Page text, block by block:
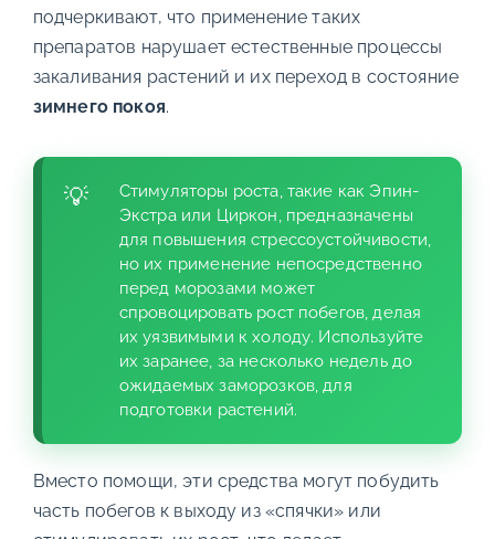
подчеркивают, что применение таких
препаратов нарушает естественные процессы
закаливания растений и их переход в состояние
зимнего покоя.
Стимуляторы роста, такие как Эпин-
Экстра или Циркон, предназначены
для повышения стрессоустойчивости,
но их применение непосредственно
перед морозами может
спровоцировать рост побегов, делая
их уязвимыми к холоду. Используйте
их заранее, за несколько недель до
ожидаемых заморозков, для
подготовки растений.
Вместо помощи, эти средства могут побудить
часть побегов к выходу из «спячки» или